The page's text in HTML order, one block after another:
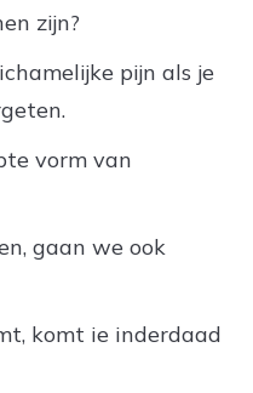
zijn?
pijn als je
vorm van
gaan we ook
komt ie inderdaad